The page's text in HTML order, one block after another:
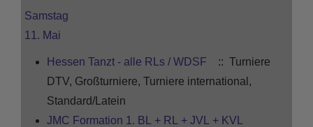
Samstag
11. Mai
Hessen Tanzt - alle RLs / WDSF
:: Turniere
DTV, Großturniere, Turniere international,
Standard/Latein
JMC Formation 1. BL + RL + JVL + KVL